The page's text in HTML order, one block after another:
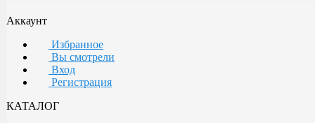
Восстановление для экстремально поврежденных
Уход для осветленных волос с анти-желтым
Интенсивное увлажнение и восстановление
Botox / Восстановление сильно поврежденных волос
Укрепление для безжизненных и ломких волос и
Аккаунт
Избранное
Вы смотрели
Вход
Регистрация
КАТАЛОГ